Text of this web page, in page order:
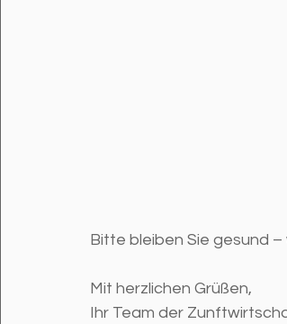
Bitte bleiben Sie gesund –
Mit herzlichen Grüßen,
Ihr Team der